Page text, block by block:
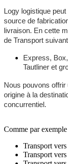
Logy logistique
source de
livraison. En cette
de Transport
Express,
Tautliner et
Nous pouvons
origine à la
concurrentiel.
Comme par exemple
Transport
Transport